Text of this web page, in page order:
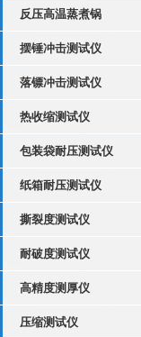
反压高温蒸煮锅
摆锤冲击测试仪
落镖冲击测试仪
热收缩测试仪
包装袋耐压测试仪
纸箱耐压测试仪
撕裂度测试仪
耐破度测试仪
高精度测厚仪
压缩测试仪